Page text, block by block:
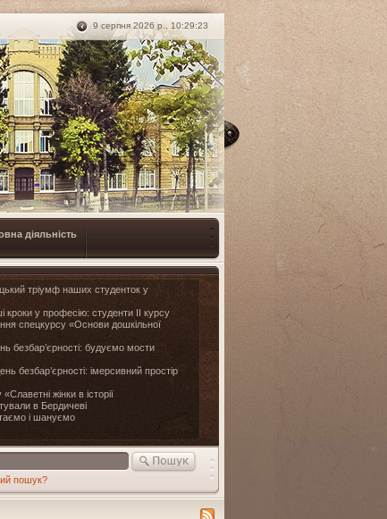
9 серпня 2026 р., 10:29:24
діяльність
тріумф наших студенток у
кроки у професію: студенти II курсу
спецкурсу «Основи дошкільної
безбар’єрності: будуємо мости
безбар’єрності: імерсивний простір
«Славетні жінки в історії
в Бердичеві
і шануємо
пошук?